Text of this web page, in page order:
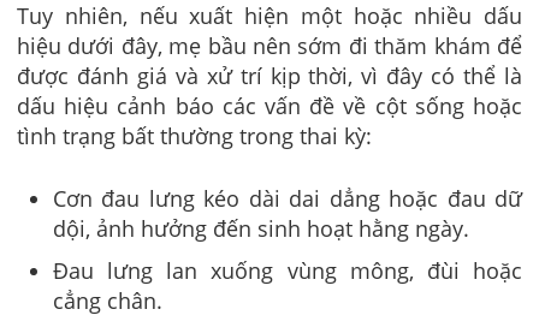
Tuy nhiên, nếu xuất hiện một hoặc nhiều dấu
hiệu dưới đây, mẹ bầu nên sớm đi thăm khám để
được đánh giá và xử trí kịp thời, vì đây có thể là
dấu hiệu cảnh báo các vấn đề về cột sống hoặc
tình trạng bất thường trong thai kỳ:
Cơn đau lưng kéo dài dai dẳng hoặc đau dữ
dội, ảnh hưởng đến sinh hoạt hằng ngày.
Đau lưng lan xuống vùng mông, đùi hoặc
cẳng chân.